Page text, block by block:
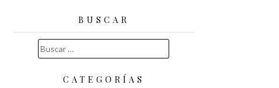
BUSCAR
Buscar:
CATEGORÍAS